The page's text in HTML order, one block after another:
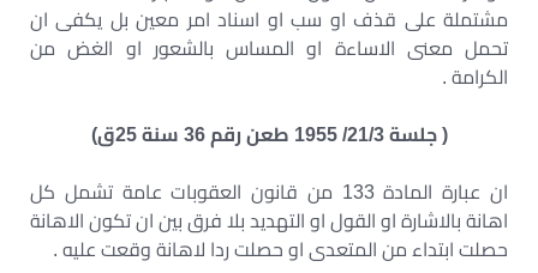
مشتملة على قذف او سب او اسناد امر معين بل يكفى ان
تحمل معنى الاساءة او المساس بالشعور او الغض من
الكرامة .
( جلسة 21/3/ 1955 طعن رقم 36 سنة 25ق)
ان عبارة المادة 133 من قانون العقوبات عامة تشمل كل
اهانة بالاشارة او القول او التهديد بلا فرق بين ان تكون الاهانة
حصلت ابتداء من المتعدى او حصلت ردا لاهانة وقعت عليه .